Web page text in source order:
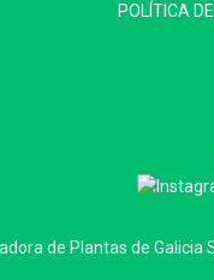
POLÍTICA
de Plantas de Galicia